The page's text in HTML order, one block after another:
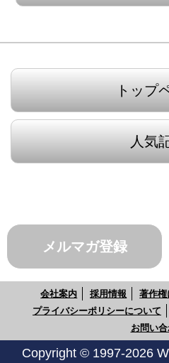
トップ
人気
メルマガ登録
会社案内 採用情報 著作権
プライバシーポリシーについて
お問い
Copyright © 1997-2026